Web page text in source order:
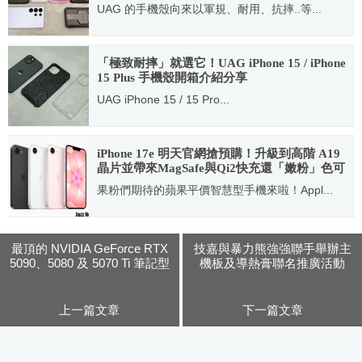
UAG 的手機殼向來以軍規、耐用、抗摔..等...
2025.02.27
「極致耐摔」就選它！UAG iPhone 15 / iPhone
15 Plus 手機殼開箱介紹分享
UAG iPhone 15 / 15 Pro...
iPhone 17e 明天官網搶預購！升級到高階 A19
晶片並帶來MagSafe與Qi2快充還「嫩粉」色可
選！售價不變容量翻倍
果粉們期待的蘋果平價智慧型手機來啦！Appl...
最頂的 NVIDIA GeForce RTX
5090、5080 及 5070 Ti 筆記型
上一篇文章
技嘉與暴力熊強強聯手舉辦主
機板及導熱膏聯名推廣活動
下一篇文章